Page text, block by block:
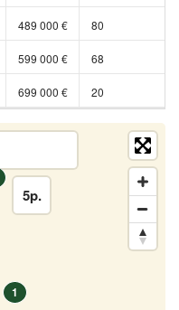
489 000 € 80
599 000 € 68
699 000 € 20
1
5p.